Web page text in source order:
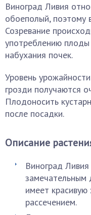
Виноград Ливия
обоеполый, поэтому
Созревание
употреблению
набухания почек.
Уровень
грозди получаются
Плодоносить
после посадки.
Описание
Виноград
замечательным
имеет
рассечением.